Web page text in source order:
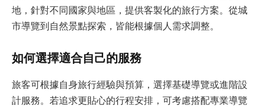
地，針對不同國家與地區，提供客製化的旅行方案。從城
市導覽到自然景點探索，皆能根據個人需求調整。
如何選擇適合自己的服務
旅客可根據自身旅行經驗與預算，選擇基礎導覽或進階設
計服務。若追求更貼心的行程安排，可考慮搭配專業導覽